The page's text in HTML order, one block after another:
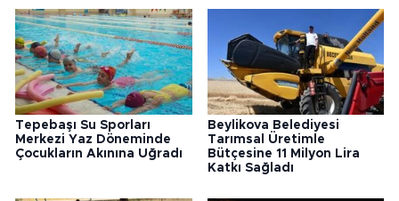
Tepebaşı Su Sporları
Merkezi Yaz Döneminde
Çocukların Akınına Uğradı
Beylikova Belediyesi
Tarımsal Üretimle
Bütçesine 11 Milyon Lira
Katkı Sağladı